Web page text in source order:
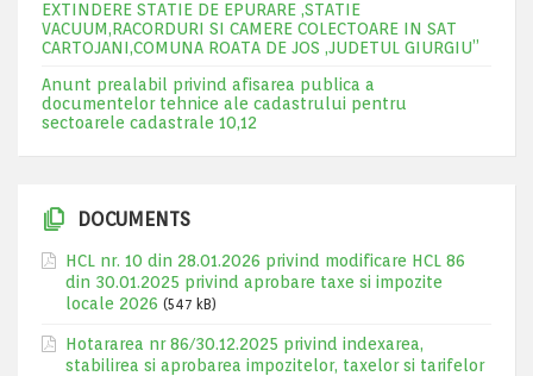
EXTINDERE STATIE DE EPURARE ,STATIE
VACUUM,RACORDURI SI CAMERE COLECTOARE IN SAT
CARTOJANI,COMUNA ROATA DE JOS ,JUDETUL GIURGIU”
Anunt prealabil privind afisarea publica a
documentelor tehnice ale cadastrului pentru
sectoarele cadastrale 10,12
DOCUMENTS
HCL nr. 10 din 28.01.2026 privind modificare HCL 86
din 30.01.2025 privind aprobare taxe si impozite
locale 2026 (547 kB)
Hotararea nr 86/30.12.2025 privind indexarea,
stabilirea si aprobarea impozitelor, taxelor si tarifelor